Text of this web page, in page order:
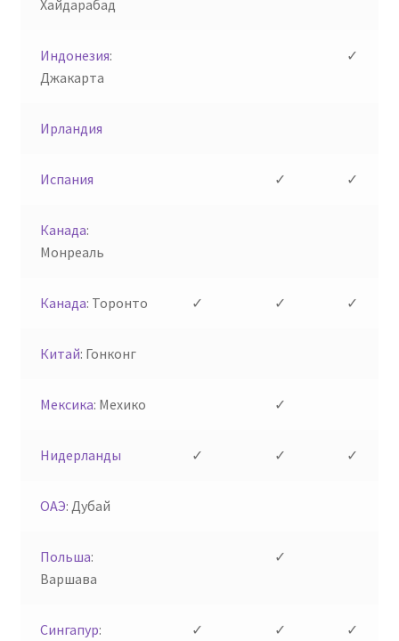
Хайдарабад
Индонезия:
Джакарта
✓
Ирландия
Испания ✓ ✓
Канада:
Монреаль
Канада: Торонто ✓ ✓ ✓
Китай: Гонконг
Мексика: Мехико ✓
Нидерланды ✓ ✓ ✓
ОАЭ: Дубай
Польша:
Варшава
✓
Сингапур:
✓ ✓ ✓